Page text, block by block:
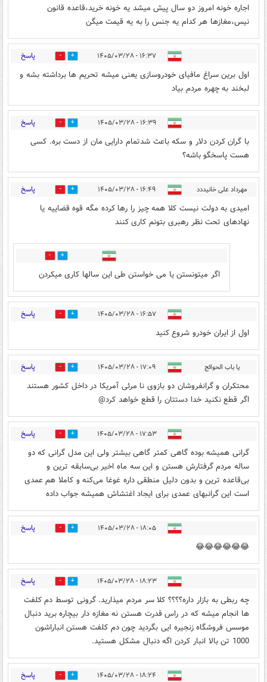
اجاره خونه امروز دو سال پیش میشد یه خونه خرید،قاعده قانون
نیس،مغازها هر کدام یه جنس را به یه قیمت میگن
۱۶:۳۷ - ۱۴۰۵/۰۳/۲۸ 3 پاسخ
اول برین سراغ مافیای خودروسازی یعنی میشه تحریم ها برداشته بشه و
لبخند به چهره مردم بیاد
۱۶:۳۹ - ۱۴۰۵/۰۳/۲۸ 3 پاسخ
با گران کردن دلار و سکه باعث شدتمام دارایی مان از دست بره. کسی
هست پاسخگو باشه؟
مهرداد علی خانیددد ۱۶:۴۹ - ۱۴۰۵/۰۳/۲۸ 3 پاسخ
امیدی به دولت نیست کلا همه چیز را رها کرده مگه قوه قضاییه یا
نهادهای تحت نظر رهبری بتونم کاری کنند
4
اگر میتونستن یا می خواستن طی این سالها کاری میکردن
۱۶:۵۷ - ۱۴۰۵/۰۳/۲۸ 6 پاسخ
اول از ایران خودرو شروع کنید
یا باب الحوائج ۱۷:۰۹ - ۱۴۰۵/۰۳/۲۸ 2 پاسخ
محتکران و گرانفروشان دو بازوی نا مرئی آمریکا در داخل کشور هستند
اگر قطع نکنید خدا دستتان را قطع خواهد کرد@
۱۷:۵۳ - ۱۴۰۵/۰۳/۲۸ 3 پاسخ
گرانی همیشه بوده گاهی کمتر گاهی بیشتر ولی این مدل گرانی که دو
ساله مردم گرفتارش هستن و این سه ماه اخیر بی‌سابقه ترین و
بی‌قاعده ترین و بدون دلیل منطقی داره غوغا می‌کنه و کاملا هم عمدی
است این گرانبهای عمدی برای ایجاد اغتشاش همیشه جواب داده
۱۸:۰۵ - ۱۴۰۵/۰۳/۲۸ 0 پاسخ
😂😂😂😂😂😂
۱۸:۲۳ - ۱۴۰۵/۰۳/۲۸ 4 پاسخ
چه ربطی به بازار داره؟؟؟؟ کلا سر مردم میذارید. گرونی توسط دم کلفت
ها انجام میشه که در راس قدرت هستن نه مغازه دار بیچاره برید دنبال
موسس فروشگاه زنجیره ایی بگردید چون دم کلفت هستن انباراشون
1000 تن بالا انبار کردن اگه دنبال مشکل هستید.
۱۸:۲۴ - ۱۴۰۵/۰۳/۲۸ 0 پاسخ